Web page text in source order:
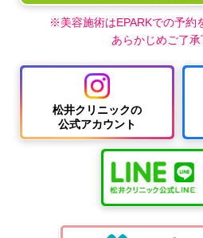
※美容施術はEPARKでの予約
あらかじめご了承
松井クリニックの
公式アカウント